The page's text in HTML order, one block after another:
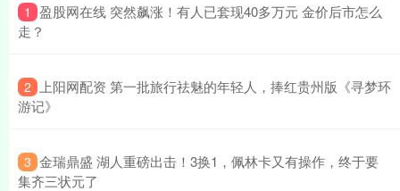
1 ​盈股网在线 突然飙涨！有人已套现40多万元 金价后市怎么
走？
2
​上阳网配资 第一批旅行祛魅的年轻人，捧红贵州版《寻梦环
游记》
3 ​金瑞鼎盛 湖人重磅出击！3换1，佩林卡又有操作，终于要
集齐三状元了